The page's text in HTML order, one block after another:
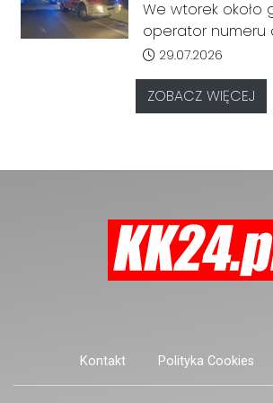
narzędzie,
stanowić
postronnych.
We wtorek około
operator numeru
odebrał
zaniepokojonych
rodziny, którzy od
czasu nie mieli
Data dodania
29.07.2026
ZOBACZ WIĘCEJ
Kontakt Polityka Cookies